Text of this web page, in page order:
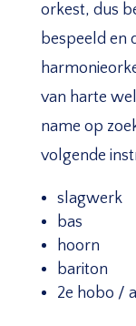
orkest, dus
bespeeld en
van harte
name op
volgende
slagwerk
bas
hoorn
bariton
2e hobo /